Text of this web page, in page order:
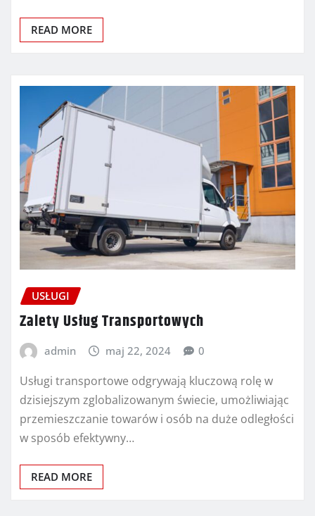
READ MORE
USŁUGI
Zalety Usług Transportowych
admin maj 22, 2024 0
Usługi transportowe odgrywają kluczową rolę w
dzisiejszym zglobalizowanym świecie, umożliwiając
przemieszczanie towarów i osób na duże odległości
w sposób efektywny…
READ MORE